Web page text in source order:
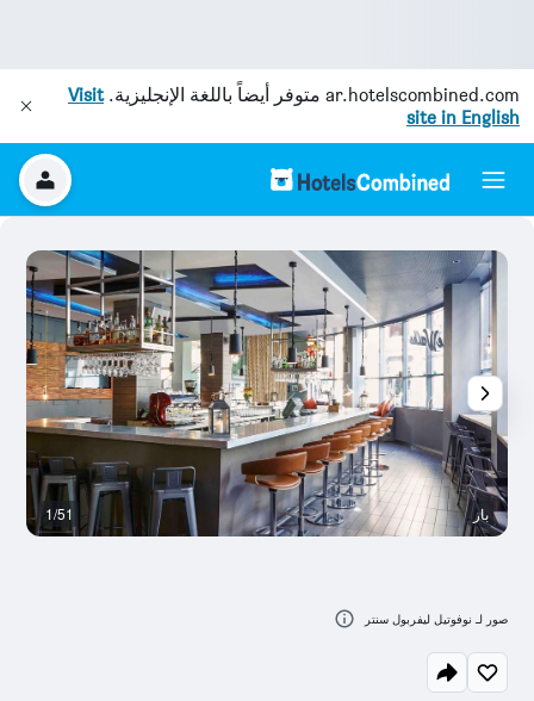
ar.hotelscombined.com متوفر أيضاً باللغة الإنجليزية.Visit
site in English
بار 1/51
صور لـ نوفوتيل ليفربول سنتر